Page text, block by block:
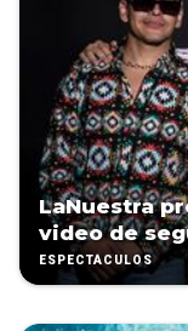
LaNuestra
video de
ESPECTÁCULOS